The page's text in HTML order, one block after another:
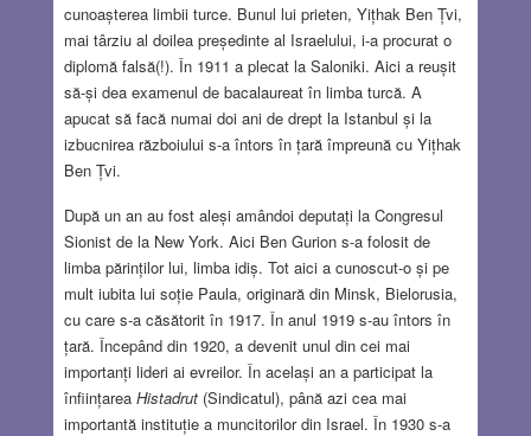
cunoașterea limbii turce. Bunul lui prieten, Yițhak Ben Țvi,
mai târziu al doilea președinte al Israelului, i-a procurat o
diplomă falsă(!). În 1911 a plecat la Saloniki. Aici a reușit
să-și dea examenul de bacalaureat în limba turcă. A
apucat să facă numai doi ani de drept la Istanbul și la
izbucnirea războiului s-a întors în țară împreună cu Yițhak
Ben Țvi.
După un an au fost aleși amândoi deputați la Congresul
Sionist de la New York. Aici Ben Gurion s-a folosit de
limba părinților lui, limba idiș. Tot aici a cunoscut-o și pe
mult iubita lui soție Paula, originară din Minsk, Bielorusia,
cu care s-a căsătorit în 1917. În anul 1919 s-au întors în
țară. Începând din 1920, a devenit unul din cei mai
importanți lideri ai evreilor. În același an a participat la
înființarea Histadrut(Sindicatul), până azi cea mai
importantă instituție a muncitorilor din Israel. În 1930 s-a